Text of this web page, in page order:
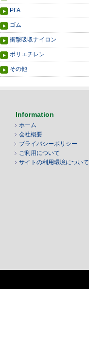
PFA
ゴム
衝撃吸収ナイロン
ポリエチレン
その他
Information
ホーム
会社概要
プライバシーポリシー
ご利用について
サイトの利用環境について